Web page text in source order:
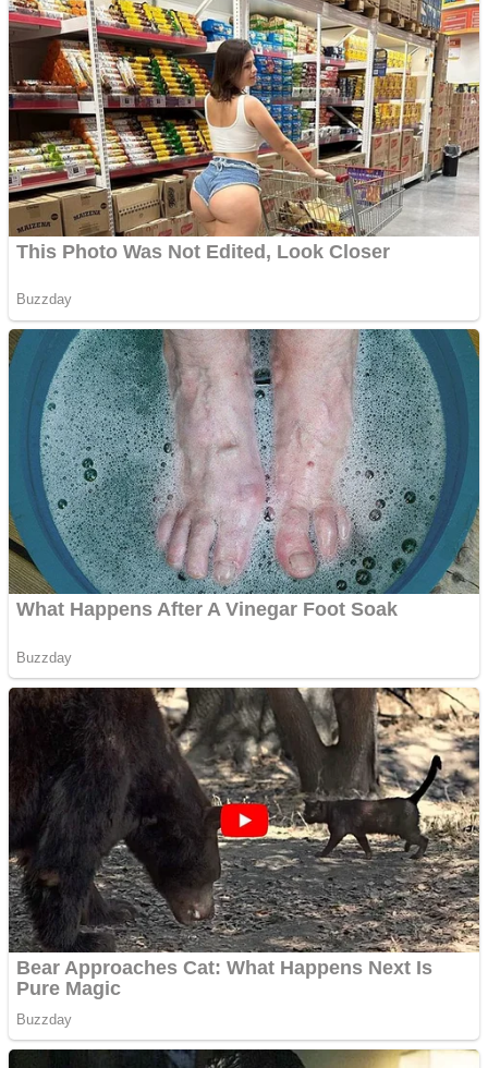
pentru freze cu laser fără
metale
Cutit cositoare KUHN
Creez aplicatie
ANDROID pentru siteul
tau
Creez aplicatie
ANDROID pentru siteul
tau
Anuntul tau apare in mai
multe ziare online
Apartamente 2 camere
Aplică acum pentru toate
tipurile de împrumuturi
și obține bani urgent!